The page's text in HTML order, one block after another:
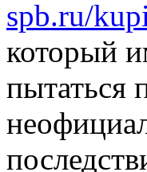
spb.ru/
который
пытаться